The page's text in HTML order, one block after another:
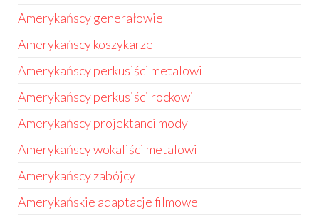
Amerykańscy generałowie
Amerykańscy koszykarze
Amerykańscy perkusiści metalowi
Amerykańscy perkusiści rockowi
Amerykańscy projektanci mody
Amerykańscy wokaliści metalowi
Amerykańscy zabójcy
Amerykańskie adaptacje filmowe